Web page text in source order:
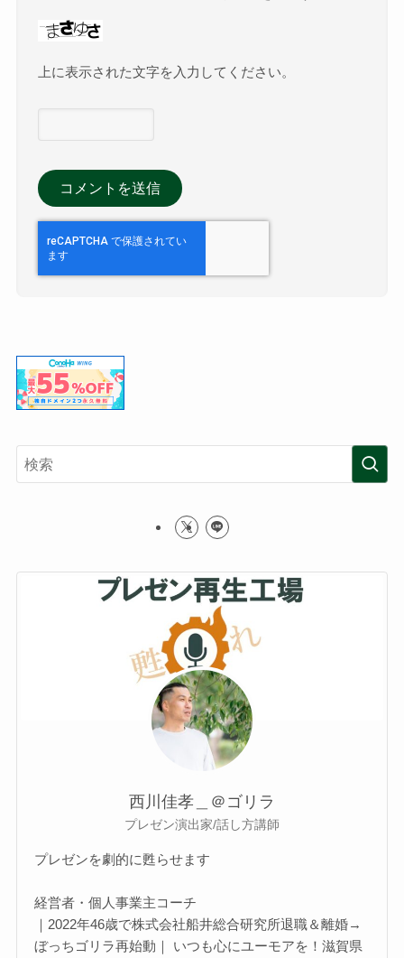
上に表示された文字を入力してください。
西川佳孝＿＠ゴリラ
プレゼン演出家/話し方講師
プレゼンを劇的に甦らせます
経営者・個人事業主コーチ
｜2022年46歳で株式会社船井総合研究所退職＆離婚→
ぼっちゴリラ再始動｜ いつも心にユーモアを！滋賀県